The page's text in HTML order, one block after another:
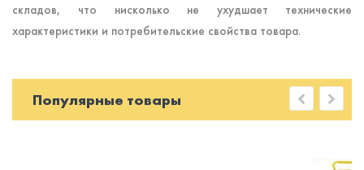
складов, что нисколько не ухудшает технические
характеристики и потребительские свойства товара.
Популярные товары